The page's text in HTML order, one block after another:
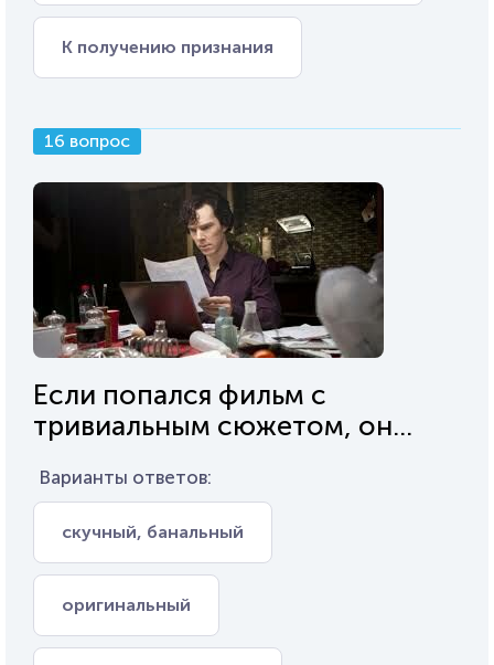
К получению признания
16 вопрос
Если попался фильм с
тривиальным сюжетом, он...
Варианты ответов:
скучный, банальный
оригинальный